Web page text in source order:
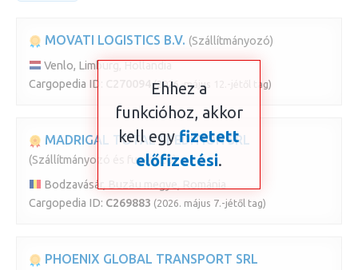
MOVATI LOGISTICS B.V. (Szállítmányozó)
Venlo, Limburg, Hollandia
Cargopedia ID:
(2026. május 12.-jétől tag)
MADRIGAL TOTAL SPEDITION SRL
(Szállítmányozó és fuvarozó)
Bodzavásár, Buzău megye, Románia
Cargopedia ID: C269883 (2026. május 7.-jétől tag)
PHOENIX GLOBAL TRANSPORT SRL
Ehhez a
funkcióhoz, akkor
kell egyfizetett
előfizetési.